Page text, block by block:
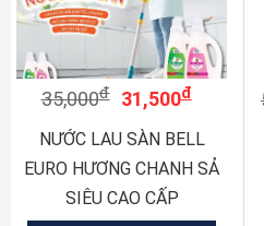
35,000đ 31,500đ
NƯỚC LAU SÀN BELL
EURO HƯƠNG CHANH SẢ
SIÊU CAO CẤP